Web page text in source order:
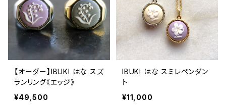
【オーダー】IBUKI はな スズ
ランリング《エッジ》
¥49,500
IBUKI はな スミレペンダン
ト
¥11,000